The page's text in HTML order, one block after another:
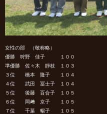
女性の部 （敬称略）
優勝 狩野 佳子 １００
準優勝 佐々木 靜枝 １０３
３位 橋本 隆子 １０４
４位 武田 冨士子 １０４
５位 後藤 百合子 １０５
６位 岡﨑 京子 １０５
７位 千葉 暢子 １０５